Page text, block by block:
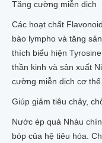
Tăng cường miễn dịch
Các hoạt chất
bào lympho và tăng
thích biểu hiện
thần kinh và sản xuất
cường miễn dịch cơ thể.
Giúp giảm tiêu chảy,
Nước ép quả Nhàu
bóp của hệ tiêu hóa.